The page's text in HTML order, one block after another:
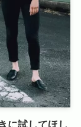
に試してほし